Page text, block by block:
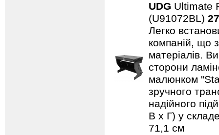
UDG Ultimate
(U91072BL)
Легко
компаній, що
матеріалів.
сторони
малюнком
зручного
надійного
В x Г) у
71,1 см